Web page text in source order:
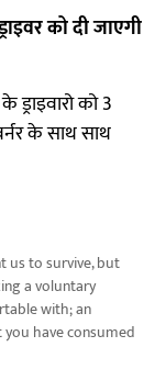
को दी जाएगी
को 3
के साथ साथ
us to survive, but
a voluntary
with; an
have consumed